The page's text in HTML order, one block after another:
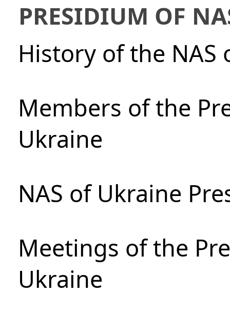
PRESIDIUM OF
History of the NAS
Members of the
Ukraine
NAS of Ukraine
Meetings of the
Ukraine